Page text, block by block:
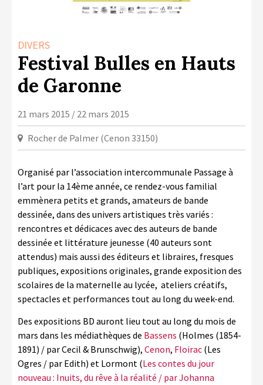
DIVERS
Festival Bulles en Hauts
de Garonne
21 mars 2015 / 22 mars 2015
Rocher de Palmer (Cenon 33150)
Organisé par l’association intercommunale Passage à
l’art pour la 14ème année, ce rendez-vous familial
emmènera petits et grands, amateurs de bande
dessinée, dans des univers artistiques très variés :
rencontres et dédicaces avec des auteurs de bande
dessinée et littérature jeunesse (40 auteurs sont
attendus) mais aussi des éditeurs et libraires, fresques
publiques, expositions originales, grande exposition des
scolaires de la maternelle au lycée, ateliers créatifs,
spectacles et performances tout au long du week-end.
Des expositions BD auront lieu tout au long du mois de
mars dans les médiathèques de Bassens (Holmes (1854-
1891) / par Cecil & Brunschwig), Cenon, Floirac (Les
Ogres / par Edith) et Lormont (Les contes du jour
nouveau : Inuits, du rêve à la réalité / par Johanna